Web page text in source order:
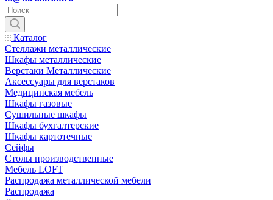
Каталог
Стеллажи металлические
Шкафы металлические
Верстаки Металлические
Аксессуары для верстаков
Медицинская мебель
Шкафы газовые
Сушильные шкафы
Шкафы бухгалтерские
Шкафы картотечные
Сейфы
Столы производственные
Мебель LOFT
Распродажа металлической мебели
Распродажа